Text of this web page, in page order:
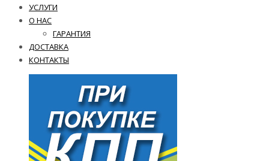
УСЛУГИ
О НАС
ГАРАНТИЯ
ДОСТАВКА
КОНТАКТЫ